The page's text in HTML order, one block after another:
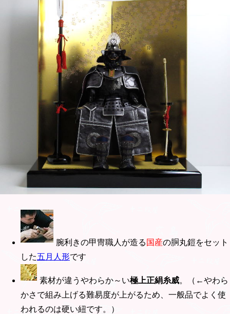
腕利きの甲冑職人が造る 国産の胴丸鎧をセット
した五月人形です
素材が違うやわらか～い極上正絹糸威。（←やわら
かさで組み上げる難易度が上がるため、一般品でよく使
われるのは硬い紐です。）